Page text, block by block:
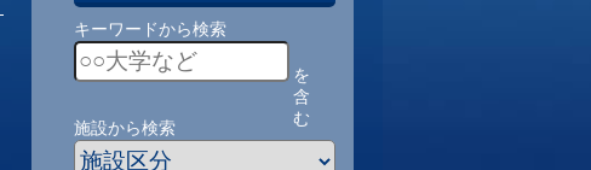
キーワードから検索
を
含
む
施設から検索